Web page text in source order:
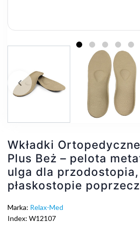
Poprzedni
keyboard_arrow_left
Wkładki
Plus Beż – pelota
ulga dla przodostopia,
płaskostopie
Marka: Relax-Med
Index: W12107